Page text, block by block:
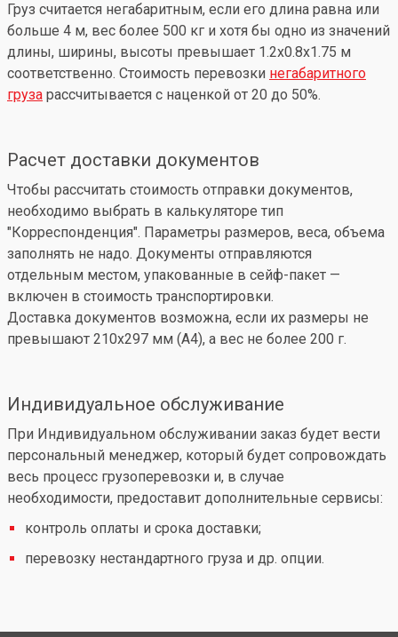
Груз считается негабаритным, если его длина равна или
больше 4 м, вес более 500 кг и хотя бы одно из значений
длины, ширины, высоты превышает 1.2x0.8x1.75 м
соответственно. Стоимость перевозки негабаритного
груза рассчитывается с наценкой от 20 до 50%.
Расчет доставки документов
Чтобы рассчитать стоимость отправки документов,
необходимо выбрать в калькуляторе тип
"Корреспонденция". Параметры размеров, веса, объема
заполнять не надо. Документы отправляются
отдельным местом, упакованные в сейф-пакет —
включен в стоимость транспортировки.
Доставка документов возможна, если их размеры не
превышают 210x297 мм (А4), а вес не более 200 г.
Индивидуальное обслуживание
При Индивидуальном обслуживании заказ будет вести
персональный менеджер, который будет сопровождать
весь процесс грузоперевозки и, в случае
необходимости, предоставит дополнительные сервисы:
контроль оплаты и срока доставки;
перевозку нестандартного груза и др. опции.